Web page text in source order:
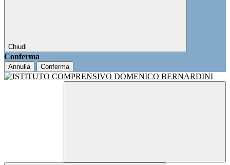
Chiudi
Conferma
Annulla Conferma